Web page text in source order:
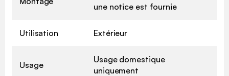
une notice est fournie
Utilisation Extérieur
Usage
Usage domestique
uniquement